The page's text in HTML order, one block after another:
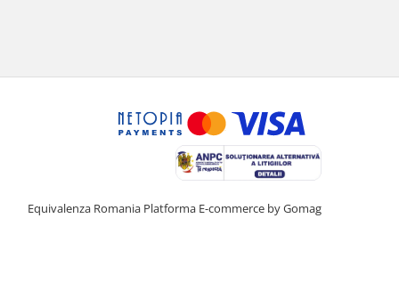
Equivalenza Romania Platforma E-commerce by Gomag